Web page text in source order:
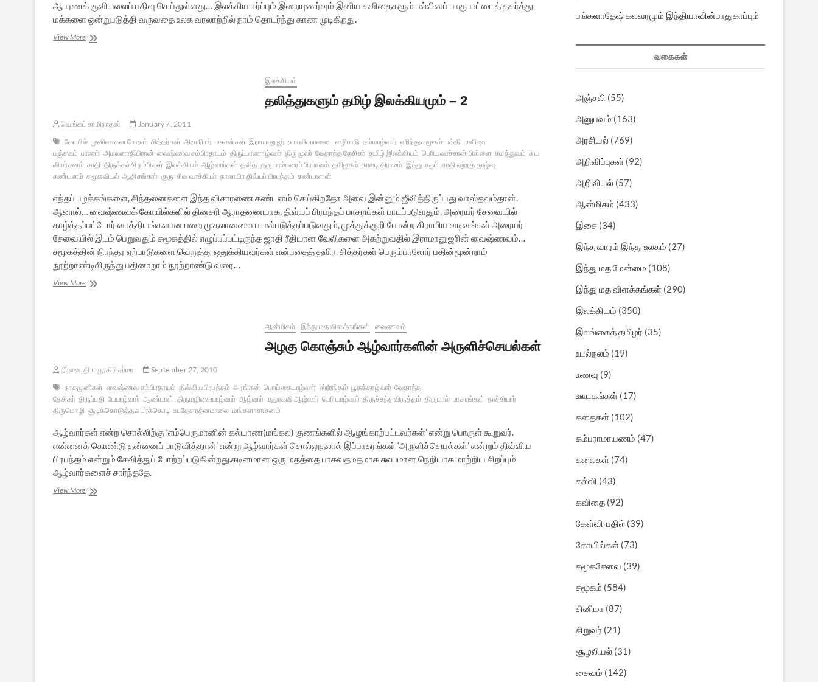
ஆபரணக் குவியலைப் பதிவு செய்துள்ளது… இலக்கிய ஈர்ப்பும் இறையுணர்வும் இனிய கவிதைகளும் பல்லினப் பாகுபாட்டைத் தகர்த்து
மக்களை ஒன்றுபடுத்தி வருவதை உலக வரலாற்றில் நாம் தொடர்ந்து காண முடிகிறது.
View Moreஎல்லைகள்
இலக்கியம்
தலித்துகளும் தமிழ் இலக்கியமும் – 2
வெங்கட் சாமிநாதன்
January 7, 2011
கோயில் முனிவாகன போகம் சித்தர்கள் ஆசாரியர் மகான்கள் இராமானுஜர் சுய விசாரணை வழிபாடு நம்மாழ்வார் ஹிந்து சமூகம் பக்தி மனிஷா
பஞ்சகம் பாணர் அமலனாதிபிரான் வைஷ்ணவ சம்பிரதாயம் திருப்பாணாழ்வார் திருமூலர் வேதாந்த தேசிகர் தமிழ் இலக்கியம் பெரியவாச்சான் பிள்ளை சமத்துவம் சுய
விமர்சனம் சாதி திருக்கச்சி நம்பிகள் இலக்கியம் ஆழ்வார்கள் தலித் குரு பரம்பரைப் பிரபாவம் தமிழகம் காலடி கிராமம் இந்து மதம் சாதி ஏற்றத் தாழ்வு
கண்டனம் சமூகவியல் ஆதிசங்கரர் குரு சிவ வாக்கியர் நாலாயிர திவ்யப் பிரபந்தம் சண்டாளன்
எந்தப் பழக்கங்களை, சிந்தனைகளை இந்த விசாரணை கண்டனம் செய்கிறதோ அவை இன்னும் ஜீவித்திருப்பது வாஸ்தவம்தான்.
ஆனால்… வைஷ்ணவக் கோயில்களில் தினசரி ஆராதனையாக, திவ்யப் பிரபந்தப் பாசுரங்கள் பாடப்படுவதும், அரையர் சேவையில்
தாழ்த்தப்பட்டோர் வாத்தியங்களான பறை முதலானவை பயன்படுத்தப்படுவதும், முத்துக்குறி போன்ற கிராமிய வடிவங்கள் அரையர்
சேவையில் இடம் பெறுவதும் சமூகத்தில் எழுப்பப்பட்டிருந்த ஜாதி ரீதியான வேலிகளை அகற்றுவதில் இராமானுஜரின் வைஷ்ணவம்…
சமூகத்தின் நிரந்தர ஏற்பாடுகளை வெறுத்து ஒதுக்கியவர்கள் என்பதைத் தவிர. சித்தர்கள் பெரும்பாலோர் பதின்மூன்றாம்
நூற்றாண்டிலிருந்து பதினாறாம் நூற்றாண்டு வரை…
View Moreதலித்துகளும்
ஆன்மிகம் இந்து மத விளக்கங்கள் வைணவம்
அழகு கொஞ்சும் ஆழ்வார்களின் அருளிச்செயல்கள்
நீர்வை. தி.மயூரகிரி சர்மா
September 27, 2010
நாதமுனிகள் வைஷ்ணவ சம்பிரதாயம் திவ்விய பிரபந்தம் அரங்கன் பொய்கையாழ்வார் ஸ்ரீரங்கம் பூதத்தாழ்வார் வேதாந்த
தேசிகர் திருப்பதி பேயாழ்வார் ஆண்டாள் திருமழிசையாழ்வார் ஆழ்வார் மதுரகவி ஆழ்வார் பெரியாழ்வார் திருச்சந்தவிருத்தம் திருமால் பாசுரங்கள் நாச்சியார்
திருமொழி சூடிக்கொடுத்த சுடர்க்கொடி உபதேச ரத்னமாலை மங்களாசாசனம்
ஆழ்வார்கள் என்ற சொல்லிற்கு ‘எம்பெருமானின் கல்யாண(மங்கல) குணங்களில் ஆழுங்காற்பட்டவர்கள்’ என்று பொருள் கூறுவர்.
என்னைக் கொண்டு தன்னைப் பாடுவித்தான்’ என்று ஆழ்வார்கள் சொல்லுதலால் இப்பாசுரங்கள் ‘அருளிச்செயல்கள்’ என்றும் திவ்விய
பிரபந்தம் என்றும் சேவித்துப் போற்றப்படுகின்றது.கடினமான ஒரு மதத்தை பாகவதமதமாக சுலபமான நெறியாக மாற்றிய சிறப்பும்
ஆழ்வார்களைச் சார்ந்ததே.
View Moreஅழகு
பங்களாதேஷ் கலவரமும் இந்தியாவின்பாதுகாப்பும்
வகைகள்
அஞ்சலி (55)
அனுபவம் (163)
அரசியல் (769)
அறிவிப்புகள் (92)
அறிவியல் (57)
ஆன்மிகம் (433)
இசை (34)
இந்த வாரம் இந்து உலகம் (27)
இந்து மத மேன்மை (108)
இந்து மத விளக்கங்கள் (290)
இலக்கியம் (350)
இலங்கைத் தமிழர் (35)
உடல்நலம் (19)
உணவு (9)
ஊடகங்கள் (17)
கதைகள் (102)
கம்பராமாயணம் (47)
கலைகள் (74)
கல்வி (43)
கவிதை (92)
கேள்வி-பதில் (39)
கோயில்கள் (73)
சமூகசேவை (39)
சமூகம் (584)
சினிமா (87)
சிறுவர் (21)
சூழலியல் (31)
சைவம் (142)